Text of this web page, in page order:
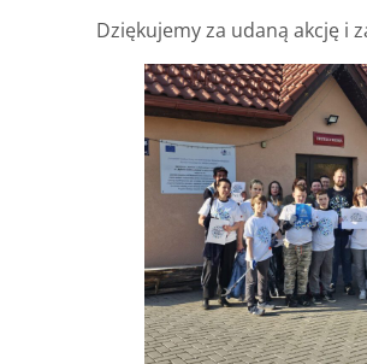
Dziękujemy za udaną akcję i